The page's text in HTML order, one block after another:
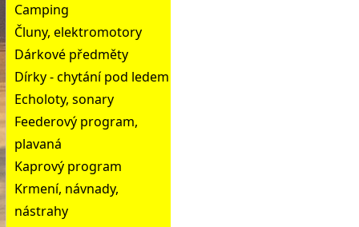
Camping
Čluny, elektromotory
Dárkové předměty
Dírky - chytání pod ledem
Echoloty, sonary
Feederový program,
plavaná
Kaprový program
Krmení, návnady,
nástrahy